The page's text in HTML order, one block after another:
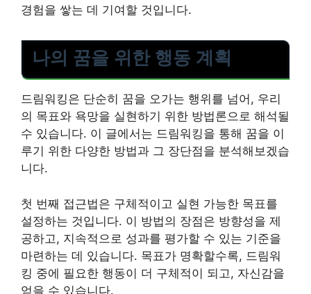
경험을 쌓는 데 기여할 것입니다.
나의 꿈을 위한 행동 계획
드림워킹은 단순히 꿈을 오가는 행위를 넘어, 우리
의 목표와 욕망을 실현하기 위한 방법론으로 해석될
수 있습니다. 이 글에서는 드림워킹을 통해 꿈을 이
루기 위한 다양한 방법과 그 장단점을 분석해보겠습
니다.
첫 번째 접근법은 구체적이고 실현 가능한 목표를
설정하는 것입니다. 이 방법의 장점은 방향성을 제
공하고, 지속적으로 성과를 평가할 수 있는 기준을
마련하는 데 있습니다. 목표가 명확할수록, 드림워
킹 중에 필요한 행동이 더 구체적이 되고, 자신감을
얻을 수 있습니다.